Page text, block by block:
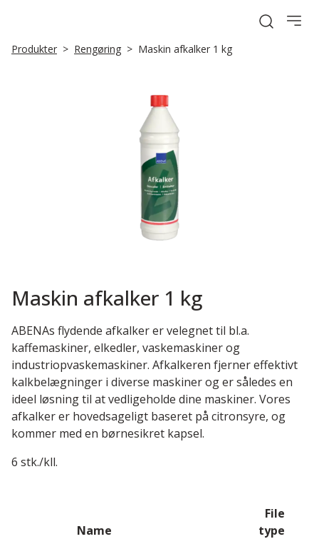
Produkter Rengøring Maskin afkalker 1 kg
Maskin afkalker 1 kg
ABENAs flydende afkalker er velegnet til bl.a.
kaffemaskiner, elkedler, vaskemaskiner og
industriopvaskemaskiner. Afkalkeren fjerner effektivt
kalkbelægninger i diverse maskiner og er således en
ideel løsning til at vedligeholde dine maskiner. Vores
afkalker er hovedsageligt baseret på citronsyre, og
kommer med en børnesikret kapsel.
6 stk./kll.
Name
File
type